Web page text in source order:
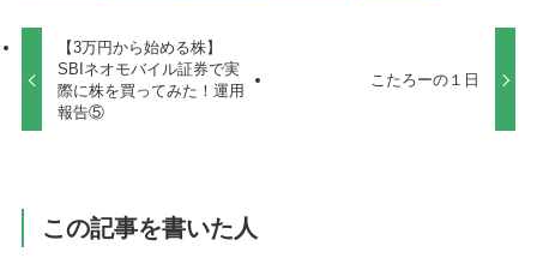
【3万円から始める株】
SBIネオモバイル証券で実
際に株を買ってみた！運用
報告⑤
こたろーの１日
この記事を書いた人